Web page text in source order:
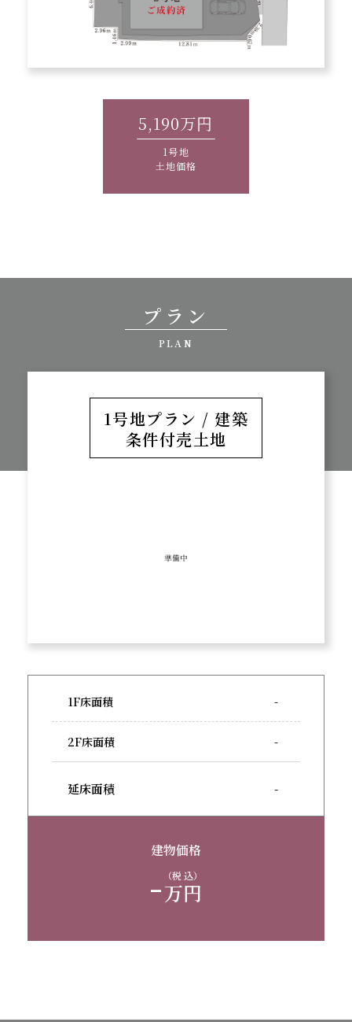
5,190万円
1号地
土地価格
プラン
PLAN
1号地プラン / 建築
条件付売土地
1F床面積 -
2F床面積 -
延床面積 -
建物価格
-万円
（税 込）